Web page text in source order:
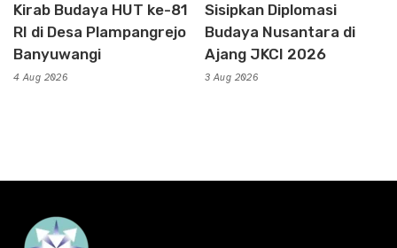
Kirab Budaya HUT ke-81
RI di Desa Plampangrejo
Banyuwangi
4 Aug 2026
Sisipkan Diplomasi
Budaya Nusantara di
Ajang JKCI 2026
3 Aug 2026